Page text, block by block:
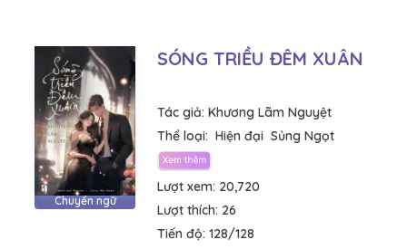
Chuyển ngữ
SÓNG TRIỀU ĐÊM XUÂN
Tác giả: Khương Lãm Nguyệt
Thể loại: Hiện đại Sủng Ngọt
Lượt xem: 20,720
Lượt thích: 26
Tiến độ: 128/128